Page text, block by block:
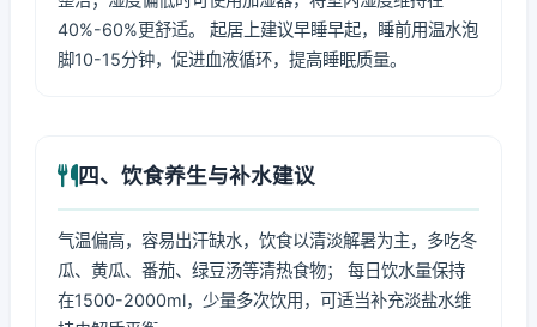
40%-60%更舒适。 起居上建议早睡早起，睡前用温水泡
脚10-15分钟，促进血液循环，提高睡眠质量。
四、饮食养生与补水建议
气温偏高，容易出汗缺水，饮食以清淡解暑为主，多吃冬
瓜、黄瓜、番茄、绿豆汤等清热食物； 每日饮水量保持
在1500-2000ml，少量多次饮用，可适当补充淡盐水维